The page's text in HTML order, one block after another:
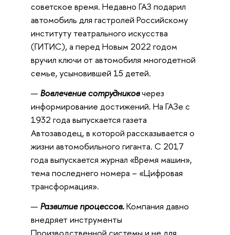
советское время. Недавно ГАЗ подарил
автомобиль для гастролей Российскому
институту театрального искусства
(ГИТИС), а перед Новым 2022 годом
вручил ключи от автомобиля многодетной
семье, усыновившей 15 детей.
Вовлечение сотрудниковчерез
информирование достижений. На ГАЗе с
1932 года выпускается газета
Автозаводец, в которой рассказывается о
жизни автомобильного гиганта. С 2017
года выпускается журнал «Время машин»,
тема последнего номера – «Цифровая
трансформация».
Развитие процессов.Компания давно
внедряет инструменты
Производственной системы и не для